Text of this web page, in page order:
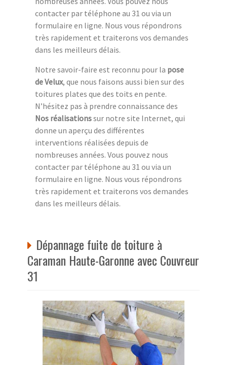
contacter par téléphone au 31 ou via un
formulaire en ligne. Nous vous répondrons
très rapidement et traiterons vos demandes
dans les meilleurs délais.
Notre savoir-faire est reconnu pour la pose
de Velux, que nous faisons aussi bien sur des
toitures plates que des toits en pente.
N’hésitez pas à prendre connaissance des
Nos réalisationssur notre site Internet, qui
donne un aperçu des différentes
interventions réalisées depuis de
nombreuses années. Vous pouvez nous
contacter par téléphone au 31 ou via un
formulaire en ligne. Nous vous répondrons
très rapidement et traiterons vos demandes
dans les meilleurs délais.
Dépannage fuite de toiture à
Caraman Haute-Garonne avec Couvreur
31